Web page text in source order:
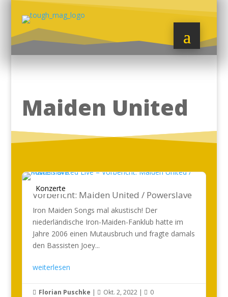
Maiden United
Konzerte
Vorbericht: Maiden United / Powerslave
Iron Maiden Songs mal akustisch! Der
niederländische Iron-Maiden-Fanklub hatte im
Jahre 2006 einen Mutausbruch und fragte damals
den Bassisten Joey...
weiterlesen
 Florian Puschke |  Okt. 2, 2022|  0